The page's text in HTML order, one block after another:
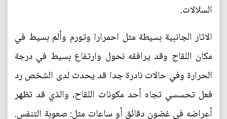
السلالات.
الاثار الجانبية بسيطة مثل احمرارا وتورم وألم بسيط في
مكان اللقاح وقد يرافقه نحول وارتفاع بسيط في درجة
الحرارة وفي حالات نادرة جدا قد يحدث لدى الشخص رد
فعل تحسسي تجاه أحد مكونات اللقاح، والذي قد تظهر
أعراضه في غضون دقائق أو ساعات مثل: صعوبة التنفس.